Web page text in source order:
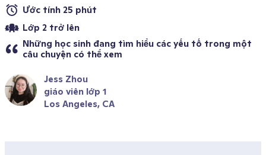
Ước tính 25 phút
Lớp 2 trở lên
Những học sinh đang tìm hiểu các yếu tố trong một
câu chuyện có thể xem
Jess Zhou
giáo viên lớp 1
Los Angeles, CA